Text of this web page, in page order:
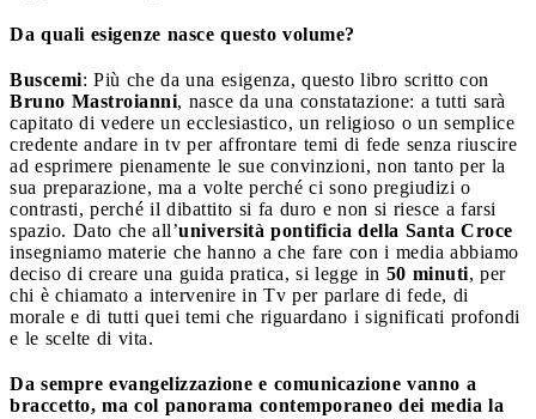
Da quali esigenze nasce questo volume?
Buscemi: Più che da una esigenza, questo libro scritto con
Bruno Mastroianni, nasce da una constatazione: a tutti sarà
capitato di vedere un ecclesiastico, un religioso o un semplice
credente andare in tv per affrontare temi di fede senza riuscire
ad esprimere pienamente le sue convinzioni, non tanto per la
sua preparazione, ma a volte perché ci sono pregiudizi o
contrasti, perché il dibattito si fa duro e non si riesce a farsi
spazio. Dato che all’università pontificia della Santa Croce
insegniamo materie che hanno a che fare con i media abbiamo
deciso di creare una guida pratica, si legge in 50 minuti, per
chi è chiamato a intervenire in Tv per parlare di fede, di
morale e di tutti quei temi che riguardano i significati profondi
e le scelte di vita.
Da sempre evangelizzazione e comunicazione vanno a
braccetto, ma col panorama contemporaneo dei media la